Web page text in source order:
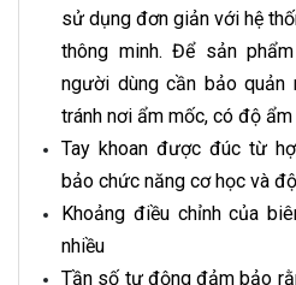
sử dụng đơn giản với hệ
thông minh. Để sản
người dùng cần bảo quản
tránh nơi ẩm mốc, có độ ẩm
Tay khoan được đúc từ
bảo chức năng cơ học và
Khoảng điều chỉnh của
nhiều
Tần số tự động đảm bảo